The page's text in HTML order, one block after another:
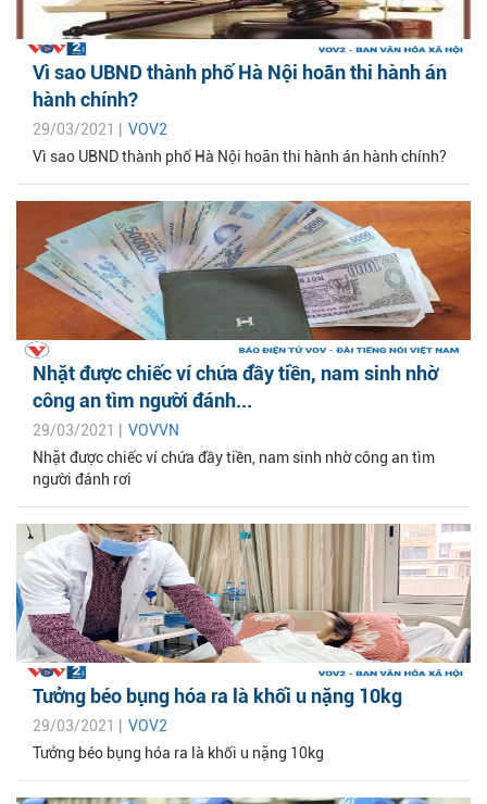
Vì sao UBND thành phố Hà Nội hoãn thi hành án
hành chính?
29/03/2021 | VOV2
Vì sao UBND thành phố Hà Nội hoãn thi hành án hành chính?
Nhặt được chiếc ví chứa đầy tiền, nam sinh nhờ
công an tìm người đánh...
29/03/2021 | VOVVN
Nhặt được chiếc ví chứa đầy tiền, nam sinh nhờ công an tìm
người đánh rơi
Tưởng béo bụng hóa ra là khối u nặng 10kg
29/03/2021 | VOV2
Tưởng béo bụng hóa ra là khối u nặng 10kg